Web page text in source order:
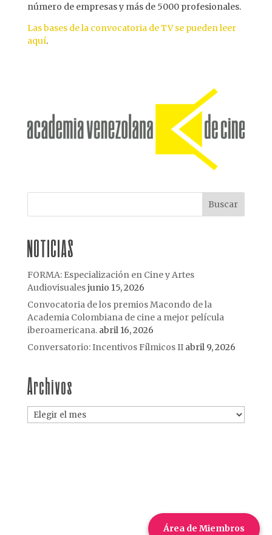
número de empresas y más de 5000 profesionales.
Las bases de la convocatoria de TV se pueden leer
aquí.
NOTICIAS
FORMA: Especialización en Cine y Artes
Audiovisualesjunio 15, 2026
Convocatoria de los premios Macondo de la
Academia Colombiana de cine a mejor película
iberoamericana. abril 16, 2026
Conversatorio: Incentivos Fílmicos II abril 9, 2026
Archivos
Archivos
Área de Miembros